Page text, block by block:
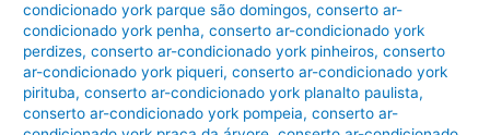
condicionado york parque são domingos,conserto ar-
condicionado york penha,conserto ar-condicionado york
perdizes,conserto ar-condicionado york pinheiros,conserto
ar-condicionado york piqueri,conserto ar-condicionado york
pirituba,conserto ar-condicionado york planalto paulista,
conserto ar-condicionado york pompeia,conserto ar-